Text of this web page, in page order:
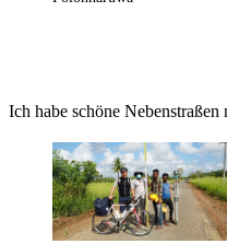
Ich habe schöne